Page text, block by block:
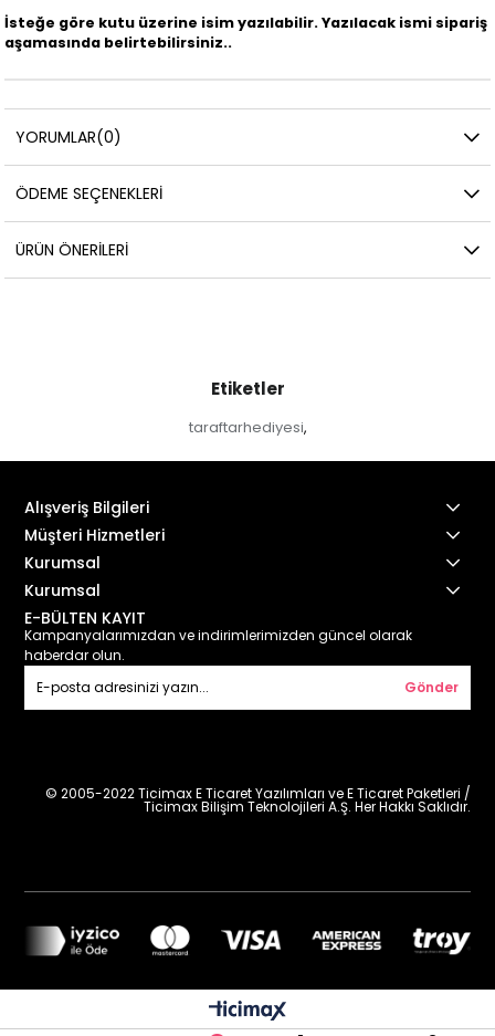
İsteğe göre kutu üzerine isim yazılabilir. Yazılacak ismi sipariş
aşamasında belirtebilirsiniz..
YORUMLAR(0)
ÖDEME SEÇENEKLERI
ÜRÜN ÖNERILERI
Etiketler
taraftarhediyesi,
Alışveriş Bilgileri
Müşteri Hizmetleri
Kurumsal
Kurumsal
E-BÜLTEN KAYIT
Kampanyalarımızdan ve indirimlerimizden güncel olarak
haberdar olun.
Gönder
© 2005-2022 Ticimax E Ticaret Yazılımları ve E Ticaret Paketleri /
Ticimax Bilişim Teknolojileri A.Ş. Her Hakkı Saklıdır.